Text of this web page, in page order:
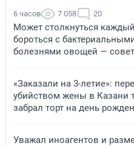
6 часов 7 058 20
Может столкнуться
бороться с
болезнями овощей —
«Заказали на 3-летие»:
убийством жены в Казани
забрал торт на день
Уважал иноагентов и